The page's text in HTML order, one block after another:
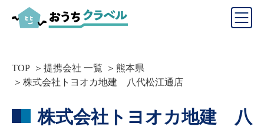
TOP 提携会社 一覧
熊本県
株式会社トヨオカ地建 八代松江通店
株式会社トヨオカ地建 八